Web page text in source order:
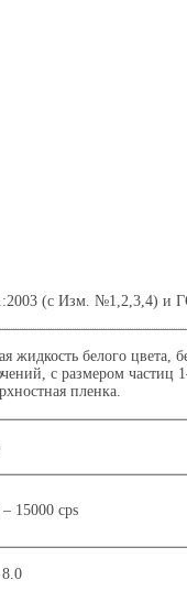
(с Изм. №1,2,3,4) и
жид­кость белого цвета,
с размером частиц
пленка.
– 15000 cps